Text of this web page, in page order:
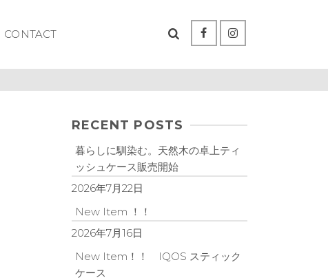
CONTACT
RECENT POSTS
暮らしに馴染む。天然木の卓上ティ
ッシュケース販売開始
2026年7月22日
New Item ！！
2026年7月16日
New Item！！ IQOS スティック
ケース